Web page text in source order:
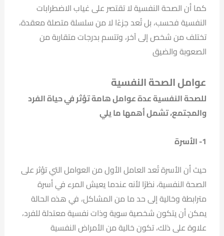
كما أن الصحة النفسية لا تقتصر على غياب الاضطرابات
النفسية فحسب، بل تُعد جزءًا لا من سلسلة متصلة معقدة،
تختلف من شخص إلى آخر، وتتسم بدرجات متقاربة من
الصعوبة والضيق
عوامل الصحة النفسية
للصحة النفسية عدة عوامل هامة تؤثر في حياة الفرد
والمجتمع، تشمل أهمها ما يلي
1- الأسرة
حيث أن الأسرة تُعد العامل الأول من العوامل التي تؤثر على
الصحة النفسية، نظرًا لأنه عندما يعيش المرء في أسرة
مترابطة وخالية إلى حد ما من المشاكل، في هذه الحالة
يمكن أن يتكون شخصية سوية وذات نفسية معتدلة للفرد،
علاوة على ذلك، تكون خالية من الأمراض النفسية